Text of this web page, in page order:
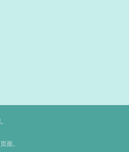
面。